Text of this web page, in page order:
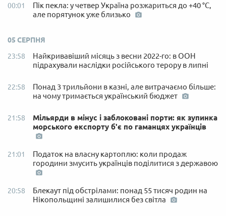
00:01
Пік пекла: у четвер Україна розжариться до +40 °C,
але порятунок уже близько
05 СЕРПНЯ
23:58
Найкривавіший місяць з весни 2022-го: в ООН
підрахували наслідки російського терору в липні
22:58
Понад 3 трильйони в казні, але витрачаємо більше:
на чому тримається український бюджет
21:58
Мільярди в мінус і заблоковані порти: як зупинка
морського експорту б'є по гаманцях українців
21:01
Податок на власну картоплю: коли продаж
городини змусить українців поділитися з державою
20:58
Блекаут під обстрілами: понад 55 тисяч родин на
Нікопольщині залишилися без світла